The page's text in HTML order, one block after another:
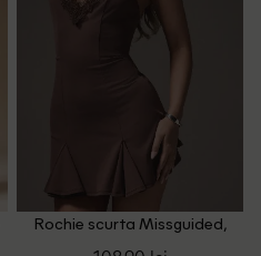
Rochie scurta Missguided,